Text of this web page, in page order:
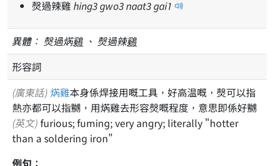
㷫過辣雞hing3gwo3naat3gai1
異體： 㷫過焫鷄 、 㷫過辣鷄
形容詞
(廣東話) 焫雞本身係焊接用嘅工具，好高温嘅，㷫可以指
熱亦都可以指嬲，用焫雞去形容㷫嘅程度，意思即係好嬲
(英文)
than a soldering iron"
例句：